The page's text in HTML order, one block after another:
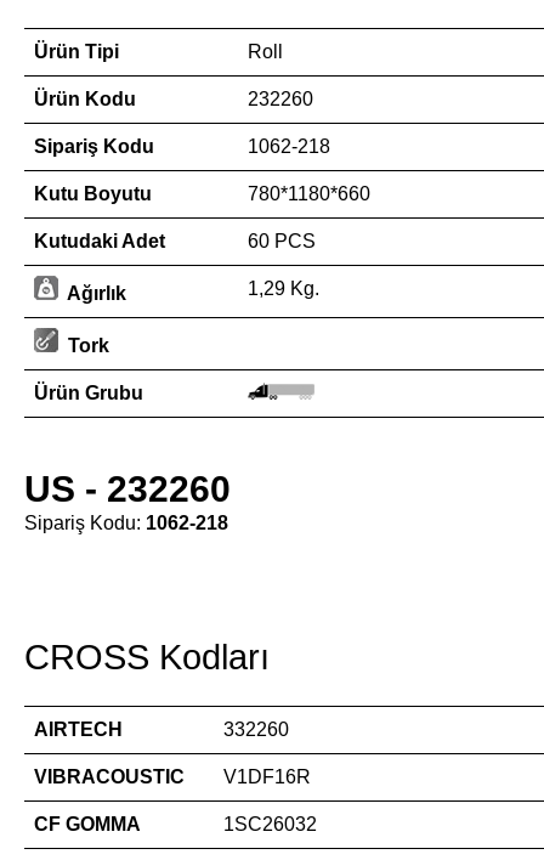
Ürün Tipi Roll
Ürün Kodu 232260
Sipariş Kodu 1062-218
Kutu Boyutu 780*1180*660
Kutudaki Adet 60 PCS
Ağırlık 1,29 Kg.
Tork
Ürün Grubu
US - 232260
Sipariş Kodu: 1062-218
CROSS Kodları
AIRTECH 332260
VIBRACOUSTIC V1DF16R
CF GOMMA 1SC26032